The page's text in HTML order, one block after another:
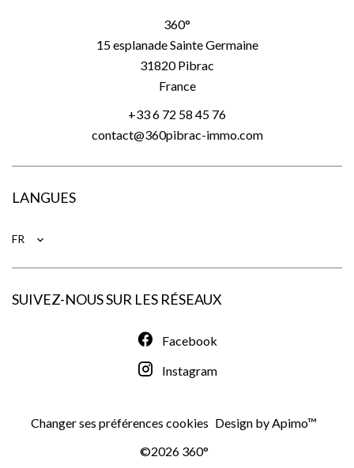
360°
15 esplanade Sainte Germaine
31820Pibrac
France
+33 6 72 58 45 76
contact@360pibrac-immo.com
LANGUES
FR
SUIVEZ-NOUS SUR LES RÉSEAUX
Facebook
Instagram
Changer ses préférences cookies Design by Apimo™
©2026 360°